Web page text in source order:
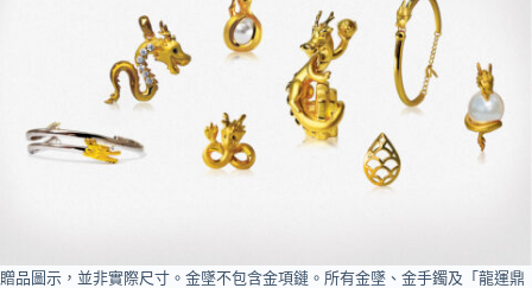
贈品圖示，並非實際尺寸。金墜不包含金項鏈。所有金墜、金手鐲及「龍運鼎